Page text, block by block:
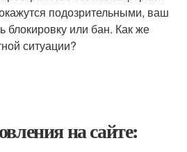
подозрительными, ваш
блокировку или бан. Как же
ситуации?
на сайте: